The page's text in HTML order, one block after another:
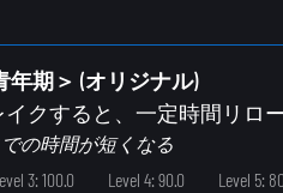
期＞ (オリジナル)
クすると、一定時間リロ
の時間が短くなる
3: 100.0 Level 4: 90.0 Level 5: